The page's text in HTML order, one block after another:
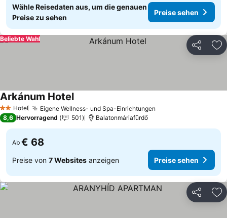
Wähle Reisedaten aus, um die genauen
Preise zu sehen
Preise sehen
Teilen
Beliebte Wahl
2 Sterne
Hotel Eigene Wellness- und Spa-Einrichtungen
Arkánum HotelPreise sehen
8,6 Hervorragend 501 Balatonmáriafürdő
Ab € 68
Preise von 7 Websites anzeigen Preise sehen
Teilen